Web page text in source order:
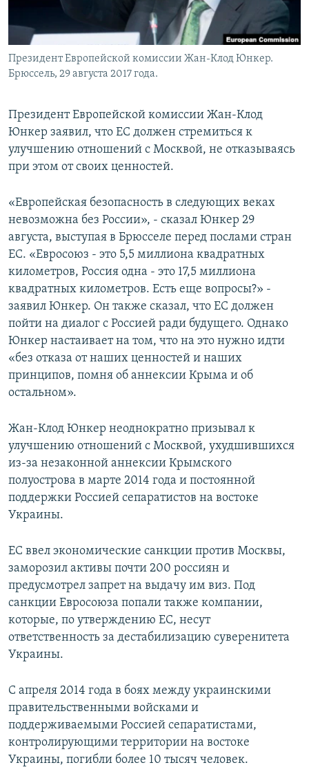
Президент Европейской комиссии Жан-Клод Юнкер.
Брюссель, 29 августа 2017 года.
Президент Европейской комиссии Жан-Клод
Юнкер заявил, что ЕС должен стремиться к
улучшению отношений с Москвой, не отказываясь
при этом от своих ценностей.
«Европейская безопасность в следующих веках
невозможна без России», - сказал Юнкер 29
августа, выступая в Брюсселе перед послами стран
ЕС. «Евросоюз - это 5,5 миллиона квадратных
километров, Россия одна - это 17,5 миллиона
квадратных километров. Есть еще вопросы?» -
заявил Юнкер. Он также сказал, что ЕС должен
пойти на диалог с Россией ради будущего. Однако
Юнкер настаивает на том, что на это нужно идти
«без отказа от наших ценностей и наших
принципов, помня об аннексии Крыма и об
остальном».
Жан-Клод Юнкер неоднократно призывал к
улучшению отношений с Москвой, ухудшившихся
из-за незаконной аннексии Крымского
полуострова в марте 2014 года и постоянной
поддержки Россией сепаратистов на востоке
Украины.
ЕС ввел экономические санкции против Москвы,
заморозил активы почти 200 россиян и
предусмотрел запрет на выдачу им виз. Под
санкции Евросоюза попали также компании,
которые, по утверждению ЕС, несут
ответственность за дестабилизацию суверенитета
Украины.
С апреля 2014 года в боях между украинскими
правительственными войсками и
поддерживаемыми Россией сепаратистами,
контролирующими территории на востоке
Украины, погибли более 10 тысяч человек.